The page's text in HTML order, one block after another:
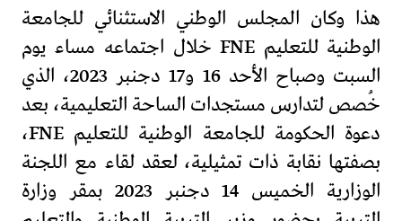
هذا وكان المجلس الوطني الاستثنائي للجامعة
الوطنية للتعليم FNE خلال اجتماعه مساء يوم
السبت وصباح الأحد 16 و17 دجنبر 2023، الذي
خُصص لتدارس مستجدات الساحة التعليمية، بعد
دعوة الحكومة للجامعة الوطنية للتعليم FNE،
بصفتها نقابة ذات تمثيلية، لعقد لقاء مع اللجنة
الوزارية الخميس 14 دجنبر 2023 بمقر وزارة